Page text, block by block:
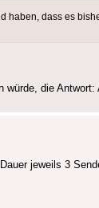
haben, dass es
die Antwort:
jeweils 3